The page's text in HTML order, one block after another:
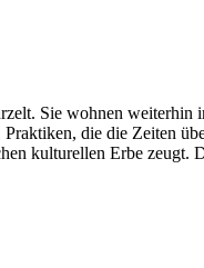
Sie wohnen
die die Zeiten
kulturellen Erbe zeugt.